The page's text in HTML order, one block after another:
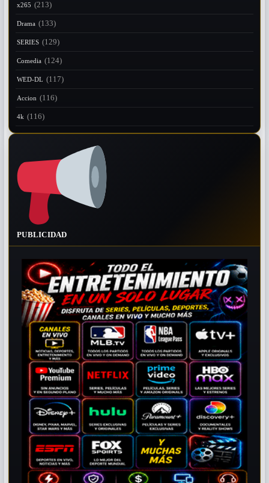
x265 (213)
Drama (133)
SERIES (129)
Comedia (124)
WED-DL (117)
Accion (116)
4k (116)
PUBLICIDAD